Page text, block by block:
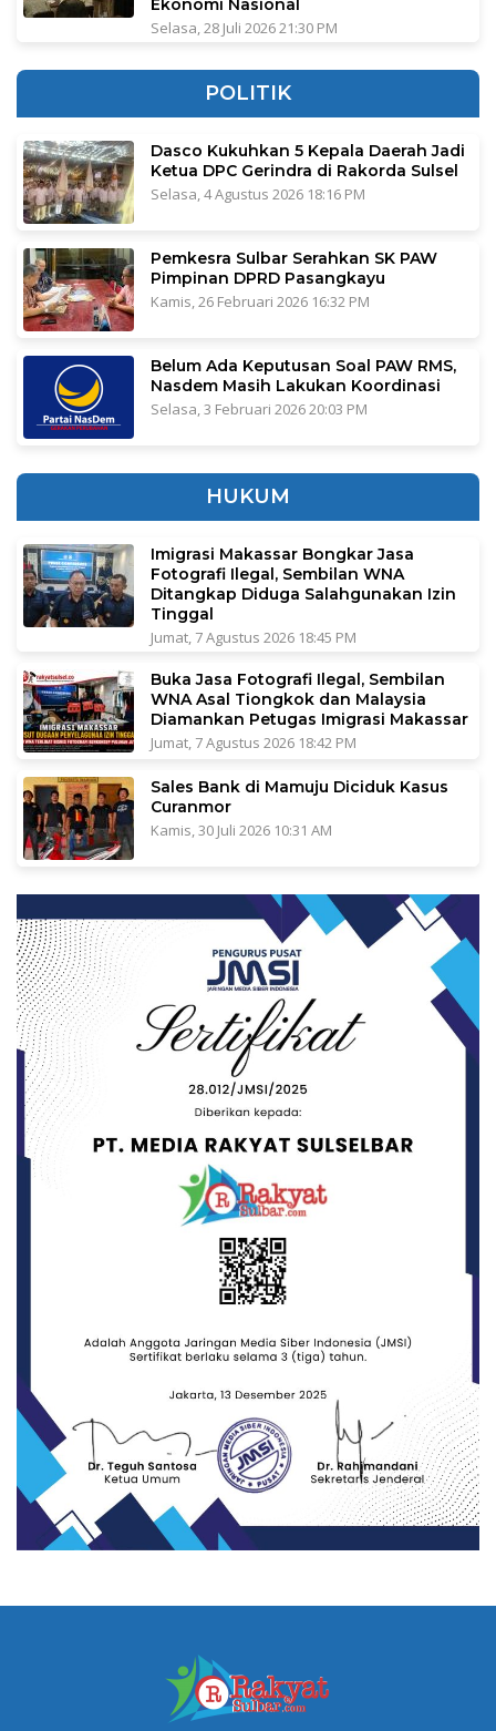
Ekonomi Nasional
Selasa, 28 Juli 2026 21:30 PM
POLITIK
Dasco Kukuhkan 5 Kepala Daerah Jadi
Ketua DPC Gerindra di Rakorda Sulsel
Selasa, 4 Agustus 2026 18:16 PM
Pemkesra Sulbar Serahkan SK PAW
Pimpinan DPRD Pasangkayu
Kamis, 26 Februari 2026 16:32 PM
Belum Ada Keputusan Soal PAW RMS,
Nasdem Masih Lakukan Koordinasi
Selasa, 3 Februari 2026 20:03 PM
HUKUM
Imigrasi Makassar Bongkar Jasa
Fotografi Ilegal, Sembilan WNA
Ditangkap Diduga Salahgunakan Izin
Tinggal
Jumat, 7 Agustus 2026 18:45 PM
Buka Jasa Fotografi Ilegal, Sembilan
WNA Asal Tiongkok dan Malaysia
Diamankan Petugas Imigrasi Makassar
Jumat, 7 Agustus 2026 18:42 PM
Sales Bank di Mamuju Diciduk Kasus
Curanmor
Kamis, 30 Juli 2026 10:31 AM